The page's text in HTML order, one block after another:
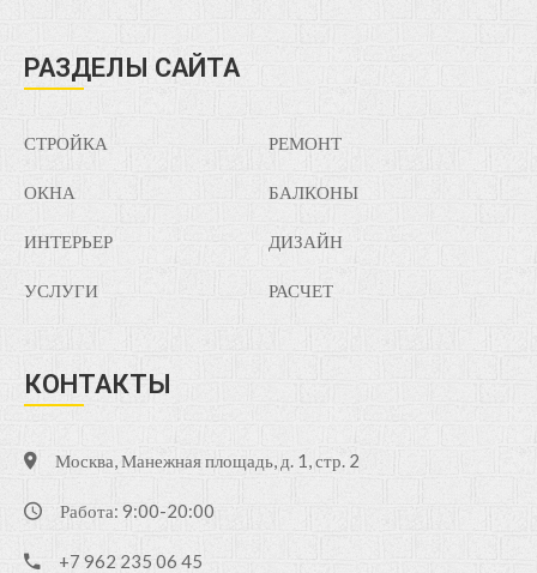
РАЗДЕЛЫ САЙТА
СТРОЙКА
ОКНА
ИНТЕРЬЕР
УСЛУГИ
РЕМОНТ
БАЛКОНЫ
ДИЗАЙН
РАСЧЕТ
КОНТАКТЫ
Москва, Манежная площадь, д. 1, стр. 2
Работа: 9:00-20:00
+7 962 235 06 45